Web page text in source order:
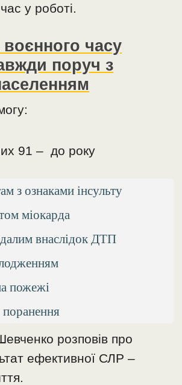
у роботі.
часу
поруч з
91 – до року
з ознаками інсульту
міокарда
внаслідок ДТП
пожежі
поранення
розповів про
ефективної СЛР –